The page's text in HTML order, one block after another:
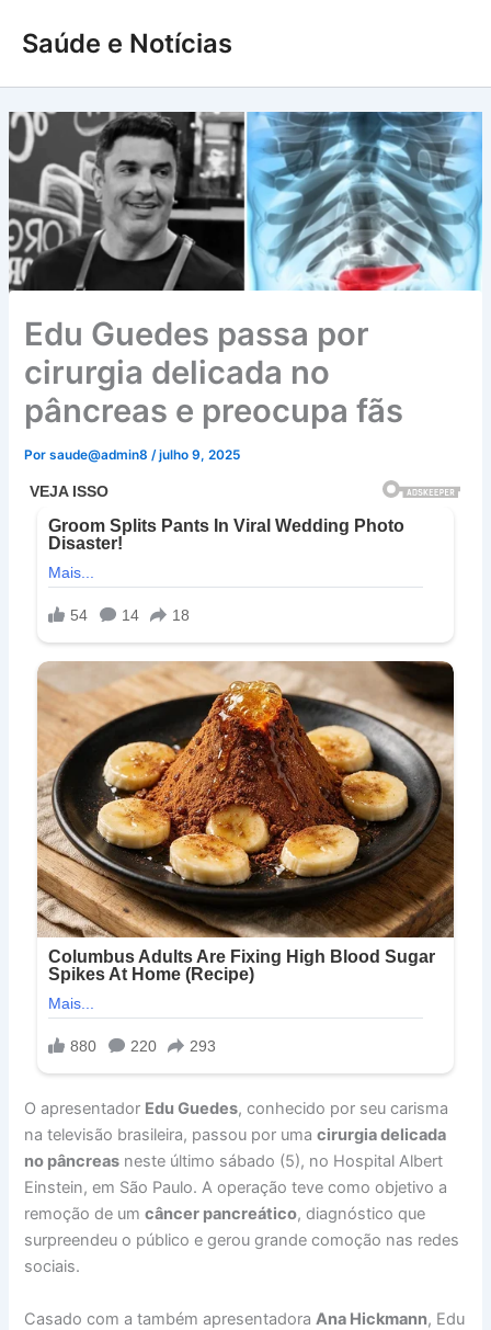
para
conteúdo
Saúde e Notícias
Edu Guedes passa por
cirurgia delicada no
pâncreas e preocupa fãs
Porsaude@admin8/julho 9, 2025
O apresentador Edu Guedes, conhecido por seu carisma
na televisão brasileira, passou por umacirurgia delicada
no pâncreas neste último sábado (5), no Hospital Albert
Einstein, em São Paulo. A operação teve como objetivo a
remoção de umcâncer pancreático, diagnóstico que
surpreendeu o público e gerou grande comoção nas redes
sociais.
Casado com a também apresentadora Ana Hickmann, Edu